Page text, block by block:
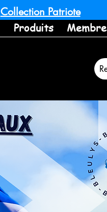
Collection Patriote
Produits